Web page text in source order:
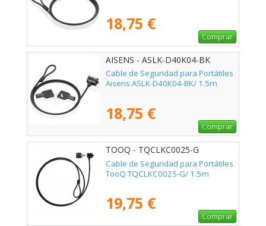
18,75 €
Comprar
AISENS - ASLK-D40K04-BK
Cable de Seguridad para Portátiles
Aisens ASLK-D40K04-BK/ 1.5m
18,75 €
Comprar
TOOQ - TQCLKC0025-G
Cable de Seguridad para Portátiles
TooQ TQCLKC0025-G/ 1.5m
19,75 €
Comprar